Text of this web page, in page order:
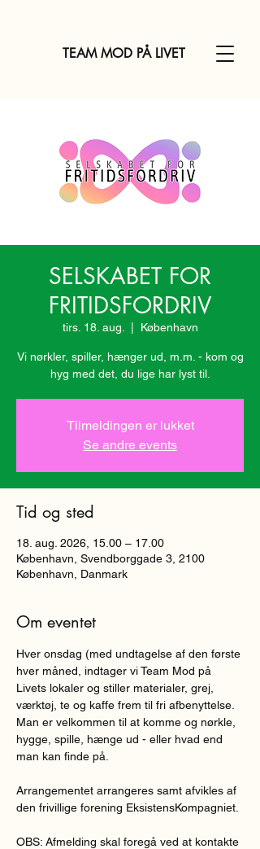
TEAM MOD PÅ LIVET
SELSKABET FOR
FRITIDSFORDRIV
tirs. 18. aug. København
Vi nørkler, spiller, hænger ud, m.m. - kom og
hyg med det, du lige har lyst til.
Tilmeldingen er lukket
Se andre events
Tid og sted
18. aug. 2026, 15.00 – 17.00
København, Svendborggade 3, 2100
København, Danmark
Om eventet
Hver onsdag (med undtagelse af den første
hver måned, indtager vi Team Mod på
Livets lokaler og stiller materialer, grej,
værktøj, te og kaffe frem til fri afbenyttelse.
Man er velkommen til at komme og nørkle,
hygge, spille, hænge ud - eller hvad end
man kan finde på.
Arrangementet arrangeres samt afvikles af
den frivillige forening EksistensKompagniet.
OBS: Afmelding skal foregå ved at kontakte